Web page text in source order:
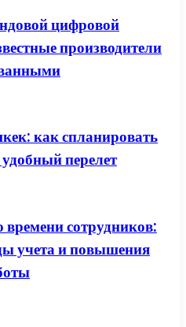
цифровой
производители
как спланировать
перелет
сотрудников:
учета и повышения